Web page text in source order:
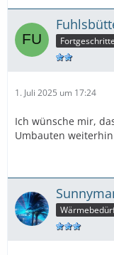
1. Juli 2025 um 17:24
Ich wünsche mir,
Umbauten